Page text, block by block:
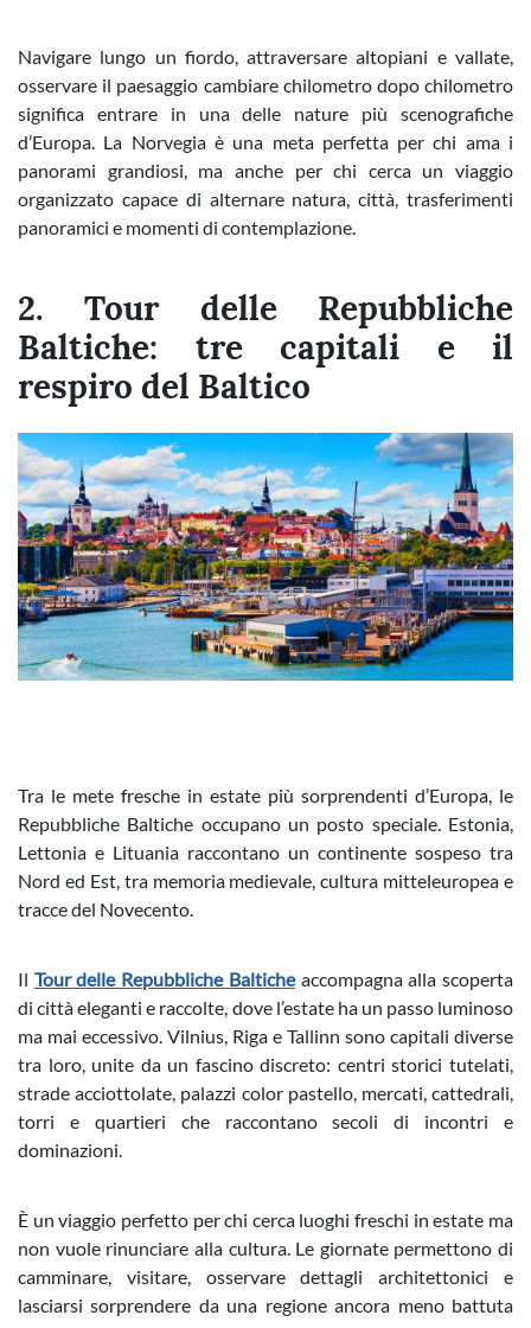
Navigare lungo un fiordo, attraversare altopiani e vallate,
osservare il paesaggio cambiare chilometro dopo chilometro
significa entrare in una delle nature più scenografiche
d’Europa. La Norvegia è una meta perfetta per chi ama i
panorami grandiosi, ma anche per chi cerca un viaggio
organizzato capace di alternare natura, città, trasferimenti
panoramici e momenti di contemplazione.
2. Tour delle Repubbliche
Baltiche: tre capitali e il
respiro del Baltico
Tra le mete fresche in estate più sorprendenti d’Europa, le
Repubbliche Baltiche occupano un posto speciale. Estonia,
Lettonia e Lituania raccontano un continente sospeso tra
Nord ed Est, tra memoria medievale, cultura mitteleuropea e
tracce del Novecento.
Il Tour delle Repubbliche Balticheaccompagna alla scoperta
di città eleganti e raccolte, dove l’estate ha un passo luminoso
ma mai eccessivo. Vilnius, Riga e Tallinn sono capitali diverse
tra loro, unite da un fascino discreto: centri storici tutelati,
strade acciottolate, palazzi color pastello, mercati, cattedrali,
torri e quartieri che raccontano secoli di incontri e
dominazioni.
È un viaggio perfetto per chi cerca luoghi freschi in estate ma
non vuole rinunciare alla cultura. Le giornate permettono di
camminare, visitare, osservare dettagli architettonici e
lasciarsi sorprendere da una regione ancora meno battuta